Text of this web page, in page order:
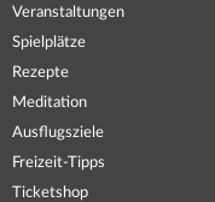
Veranstaltungen
Spielplätze
Rezepte
Meditation
Ausflugsziele
Freizeit-Tipps
Ticketshop